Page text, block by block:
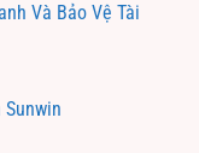
Và Bảo Vệ Tài
Sunwin